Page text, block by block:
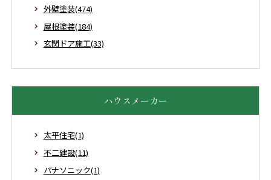
外壁塗装(474)
屋根塗装(184)
玄関ドア施工(33)
ハウスメーカー
太平住宅(1)
不二建設(11)
パナソニック(1)